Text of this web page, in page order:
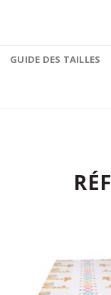
GUIDE DES TAILLES